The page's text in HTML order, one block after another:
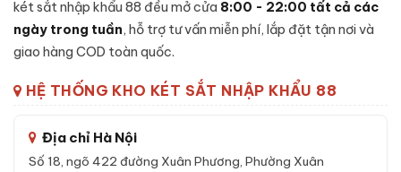
sản nguyên vẹn khi xảy ra sự cố hoả hoạn.
Cơ cấu khoá:
Khóa vân tay điện tử, được lắp đặt nguyên
Hệ thống chốt: Chốt thép 4 chiều bằng inox, kích thước
Bản lề chìm: Bản lề đặt ẩn bên trong cánh, không lộ ra
ngoài để tránh bị cắt phá.
két sắt nhập khẩu 88 đều mở cửa 8:00 - 22:00 tất cả các
ngày trong tuần, hỗ trợ tư vấn miễn phí, lắp đặt tận nơi và
giao hàng COD toàn quốc.
HỆ THỐNG KHO KÉT SẮT NHẬP KHẨU 88
Địa chỉ Hà Nội
Số 18, ngõ 422 đường Xuân Phương, Phường Xuân